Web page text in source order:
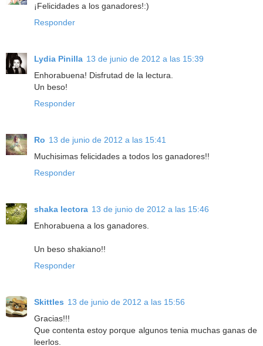
¡Felicidades a los ganadores!:)
Responder
Lydia Pinilla 13 de junio de 2012 a las 15:39
Enhorabuena! Disfrutad de la lectura.
Un beso!
Responder
Ro 13 de junio de 2012 a las 15:41
Muchisimas felicidades a todos los ganadores!!
Responder
shaka lectora 13 de junio de 2012 a las 15:46
Enhorabuena a los ganadores.
Un beso shakiano!!
Responder
Skittles 13 de junio de 2012 a las 15:56
Gracias!!!
Que contenta estoy porque algunos tenia muchas ganas de
leerlos.